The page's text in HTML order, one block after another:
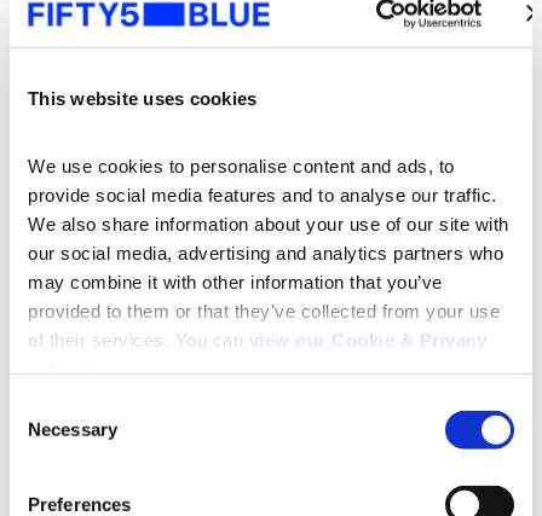
This website uses cookies
We use cookies to personalise content and ads, to
provide social media features and to analyse our traffic.
We also share information about your use of our site with
our social media, advertising and analytics partners who
may combine it with other information that you’ve
provided to them or that they’ve collected from your use
of their services. You can view our Cookie & Privacy
Selection
Necessary
Preferences
Nome da empresa*
Tipo de Empresa*
Cargo *
Desejo receber informações sobre tendências,
insights e eventos da IBOPE.